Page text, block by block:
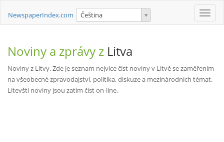
Toggle
NewspaperIndex.com Čeština
Noviny a zprávy z Litva
Noviny z Litvy. Zde je seznam nejvíce číst noviny v Litvě se zaměřením
na všeobecné zpravodajství, politika, diskuze a mezinárodních témat.
Litevští noviny jsou zatím číst on-line.